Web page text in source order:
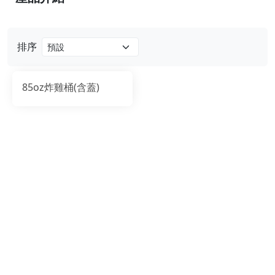
排序
85oz炸雞桶(含蓋)